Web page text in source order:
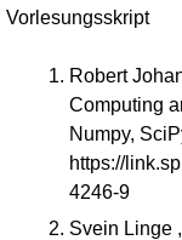
Vorlesungsskript
Robert
Computing
Numpy,
https://
4246-9
Svein Linge